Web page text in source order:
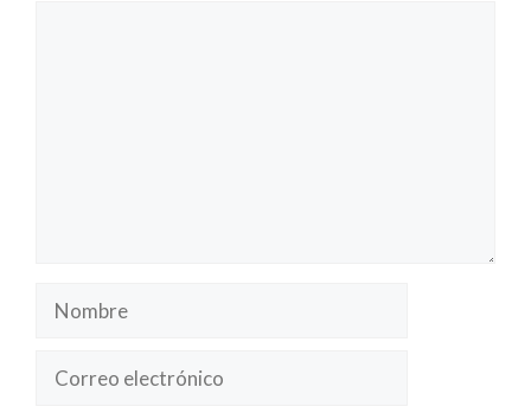
electrónico